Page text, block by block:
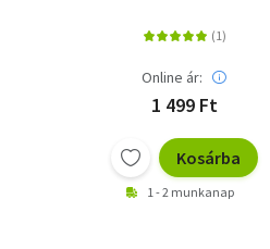
Online ár:
1 499 Ft
Kosárba
1 - 2 munkanap